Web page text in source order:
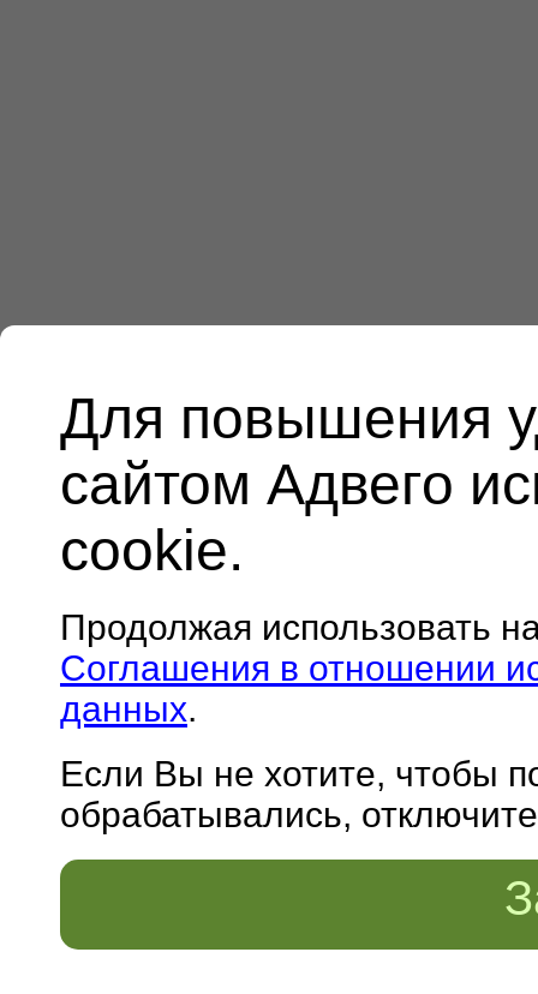
Для повышения
сайтом Адвего
cookie.
Продолжая использовать
Соглашения в отношении
данных.
Если Вы не хотите, чтобы
обрабатывались,